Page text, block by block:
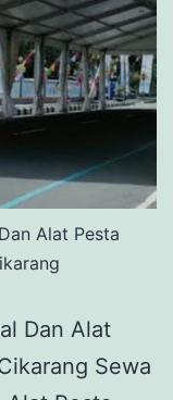
Alat Pesta
Dan Alat
Sewa